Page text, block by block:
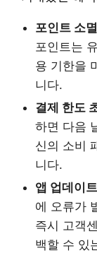
포인트 소
포인트는
용 기한을
니다.
결제 한도
하면 다음
신의 소비
니다.
앱 업데이
에 오류가
즉시 고객
백할 수 있